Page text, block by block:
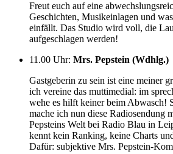
Freut euch auf eine
Geschichten, Musikeinlagen und
einfällt. Das Studio wird voll, die
aufgeschlagen werden!
11.00 Uhr: Mrs. Pepstein (Wdhlg.)
Gastgeberin zu sein ist eine meiner
ich vereine das muttimedial: im
wehe es hilft keiner beim Abwasch!
mache ich nun diese Radiosendung
Pepsteins Welt bei Radio Blau in
kennt kein Ranking, keine Charts
Dafür: subjektive Mrs. Pepstein-